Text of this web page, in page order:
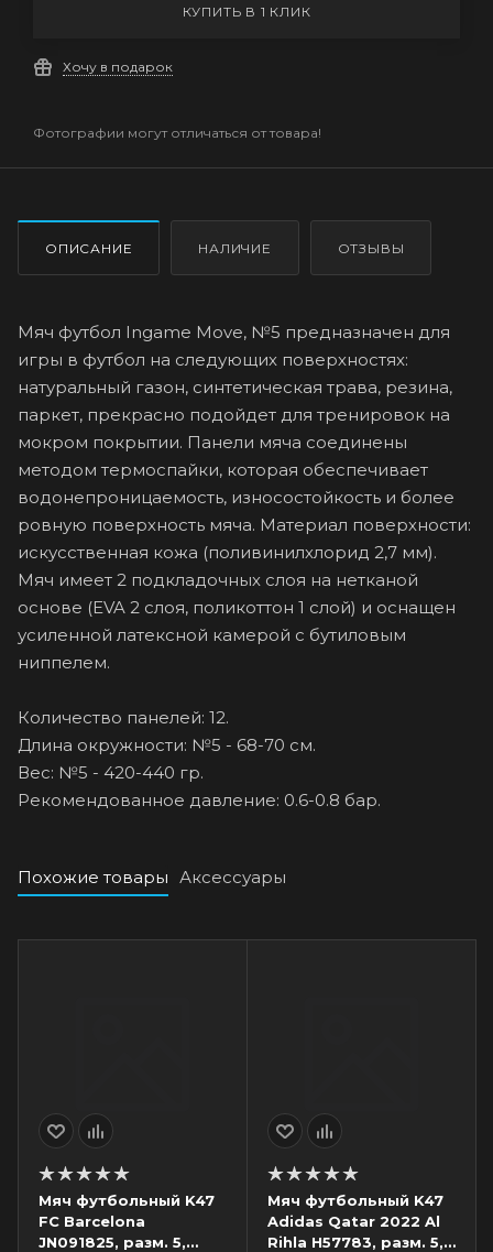
КУПИТЬ В 1 КЛИК
Хочу в подарок
Фотографии могут отличаться от товара!
ОПИСАНИЕ НАЛИЧИЕ ОТЗЫВЫ
Мяч футбол Ingame Move, №5 предназначен для
игры в футбол на следующих поверхностях:
натуральный газон, синтетическая трава, резина,
паркет, прекрасно подойдет для тренировок на
мокром покрытии. Панели мяча соединены
методом термоспайки, которая обеспечивает
водонепроницаемость, износостойкость и более
ровную поверхность мяча. Материал поверхности:
искусственная кожа (поливинилхлорид 2,7 мм).
Мяч имеет 2 подкладочных слоя на нетканой
основе (EVA 2 слоя, поликоттон 1 слой) и оснащен
усиленной латексной камерой с бутиловым
ниппелем.
Количество панелей: 12.
Длина окружности: №5 - 68-70 см.
Вес: №5 - 420-440 гр.
Рекомендованное давление: 0.6-0.8 бар.
Похожие товары Аксессуары
Мяч футбольный K47
FC Barcelona
JN091825, разм. 5,
Мяч футбольный K47
Adidas Qatar 2022 Al
Rihla H57783, разм. 5,